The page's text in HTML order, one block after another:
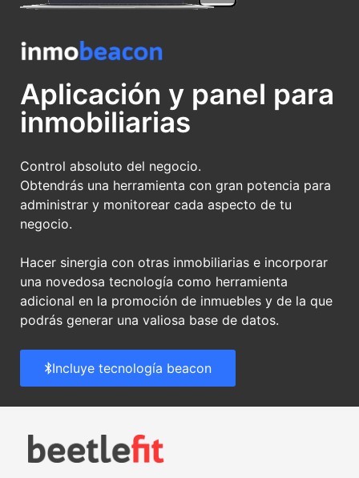
Aplicación y panel para
inmobiliarias
Control absoluto del negocio.
Obtendrás una herramienta con gran potencia para
administrar y monitorear cada aspecto de tu
negocio.
Hacer sinergia con otras inmobiliarias e incorporar
una novedosa tecnología como herramienta
adicional en la promoción de inmuebles y de la que
podrás generar una valiosa base de datos.
Incluye tecnología beacon